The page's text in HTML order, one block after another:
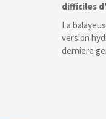
difficiles
La
version
derniere